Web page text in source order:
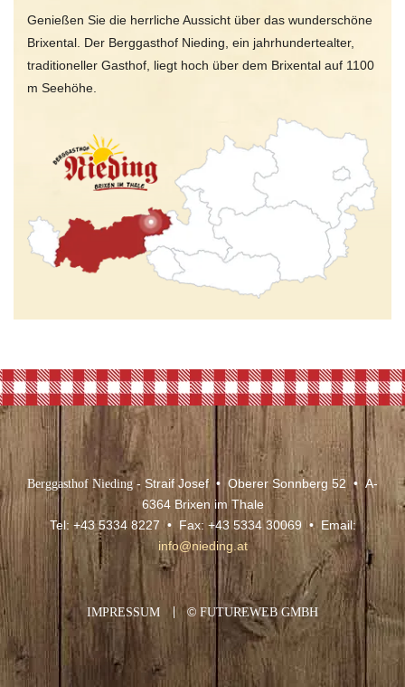
Genießen Sie die herrliche Aussicht über das wunderschöne
Brixental. Der Berggasthof Nieding, ein jahrhundertealter,
traditioneller Gasthof, liegt hoch über dem Brixental auf 1100
m Seehöhe.
Berggasthof Nieding - Straif Josef • Oberer Sonnberg 52 • A-
6364 Brixen im Thale
Tel: +43 5334 8227 • Fax: +43 5334 30069 • Email:
info@nieding.at
IMPRESSUM © FUTUREWEB GMBH